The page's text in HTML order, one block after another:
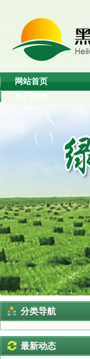
网站首页
分类导航
最新动态